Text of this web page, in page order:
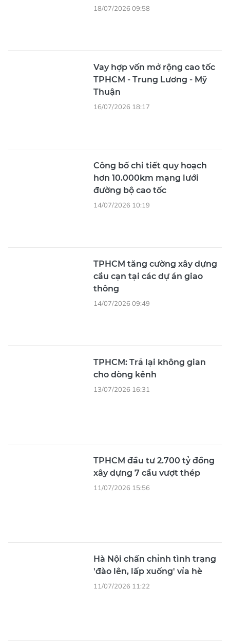
18/07/2026 09:58
Vay hợp vốn mở rộng cao tốc
TPHCM - Trung Lương - Mỹ
Thuận
16/07/2026 18:17
Công bố chi tiết quy hoạch
hơn 10.000km mạng lưới
đường bộ cao tốc
14/07/2026 10:19
TPHCM tăng cường xây dựng
cầu cạn tại các dự án giao
thông
14/07/2026 09:49
TPHCM: Trả lại không gian
cho dòng kênh
13/07/2026 16:31
TPHCM đầu tư 2.700 tỷ đồng
xây dựng 7 cầu vượt thép
11/07/2026 15:56
Hà Nội chấn chỉnh tình trạng
'đào lên, lấp xuống' vỉa hè
11/07/2026 11:22